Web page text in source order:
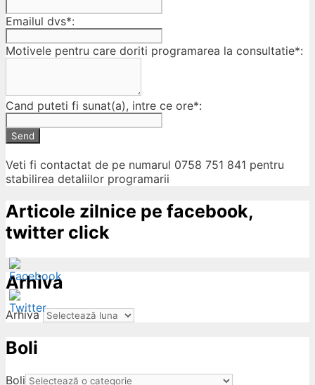
Emailul dvs*:
Motivele pentru care doriti programarea la consultatie*:
Cand puteti fi sunat(a), intre ce ore*:
Send
Veti fi contactat de pe numarul 0758 751 841 pentru
stabilirea detaliilor programarii
Articole zilnice pe facebook,
twitter click
Arhiva
Arhiva
Boli
Boli